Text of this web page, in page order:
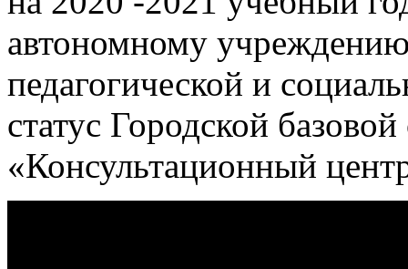
автономному
педагогической и
статус Городской
«Консультационный